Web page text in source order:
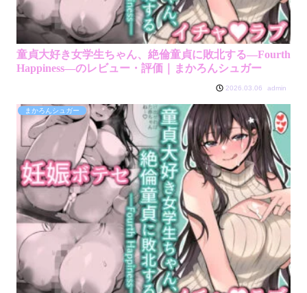
童貞大好き女学生ちゃん、絶倫童貞に敗北する―Fourth
Happiness―のレビュー・評価｜まかろんシュガー
2026.03.06 admin
まかろんシュガー